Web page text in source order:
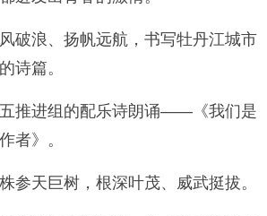
破浪、扬帆远航，书写牡丹江城市
诗篇。
推进组的配乐诗朗诵——《我们是
者》。
参天巨树，根深叶茂、威武挺拔。